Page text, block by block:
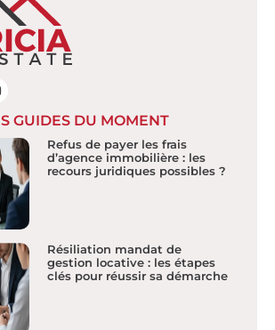
GUIDES DU MOMENT
Refus de payer les frais
d’agence immobilière : les
recours juridiques possibles ?
Résiliation mandat de
gestion locative : les étapes
clés pour réussir sa démarche